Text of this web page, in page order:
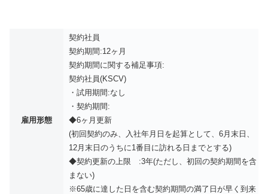
雇用形態
契約社員
契約期間:12ヶ月
契約期間に関する補足事項:
契約社員(KSCV)
・試用期間:なし
・契約期間:
◆6ヶ月更新
(初回契約のみ、入社年月日を起算として、6月末日、
12月末日のうちに1番目に訪れる日までとする)
◆契約更新の上限 :3年(ただし、初回の契約期間を含
まない)
※65歳に達した日を含む契約期間の満了日が早く到来